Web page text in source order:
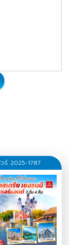
ร์ 2025-1787